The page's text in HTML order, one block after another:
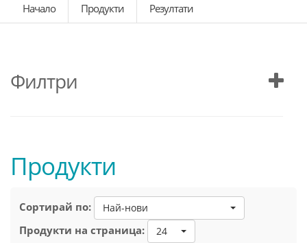
Начало
Продукти Резултати
Филтри
Продукти
Сортирай по: Най-нови
Продукти на страница: 24